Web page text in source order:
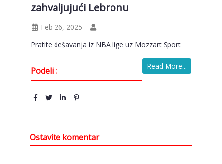
zahvaljujući Lebronu
Feb 26, 2025
Pratite dešavanja iz NBA lige uz Mozzart Sport
Read More...
Podeli :
Ostavite komentar